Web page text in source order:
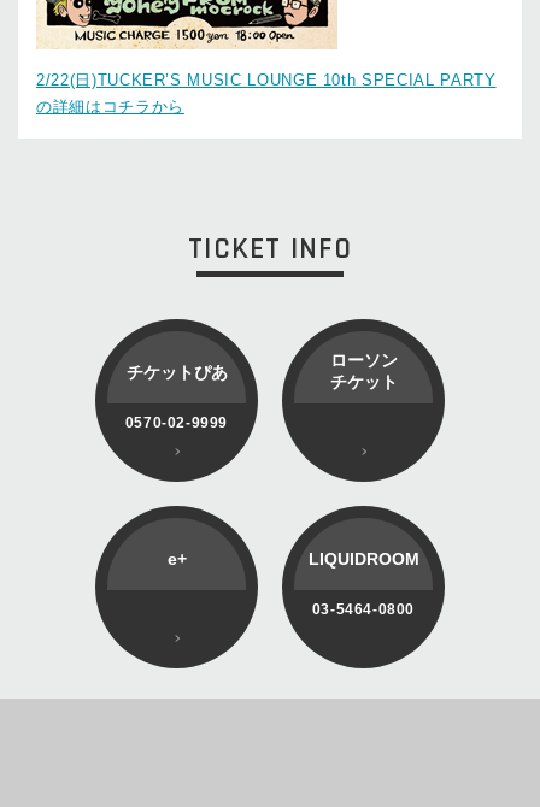
2/22(日)TUCKER’S MUSIC LOUNGE 10th SPECIAL PARTY
の詳細はコチラから
TICKET INFO
チケットぴあ
0570-02-9999
ローソン
チケット
e+ LIQUIDROOM
03-5464-0800